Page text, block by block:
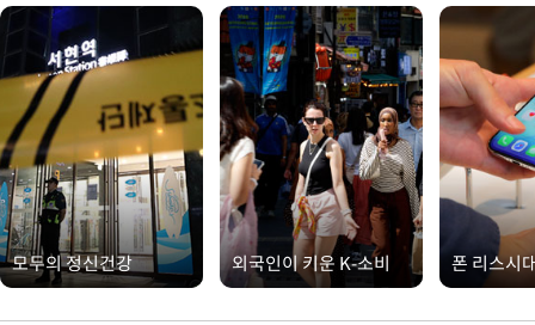
모두의 정신건강 외국인이 키운 K-소비 폰 리스시